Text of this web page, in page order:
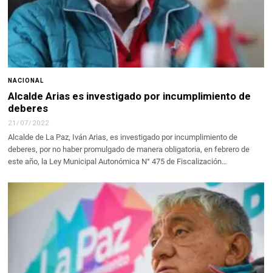
NACIONAL
Alcalde Arias es investigado por incumplimiento de
deberes
21/07/2022
Alcalde de La Paz, Iván Arias, es investigado por incumplimiento de
deberes, por no haber promulgado de manera obligatoria, en febrero de
este año, la Ley Municipal Autonómica N° 475 de Fiscalización…